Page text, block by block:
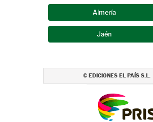
Almería
Jaén
© EDICIONES EL PAÍS S.L.